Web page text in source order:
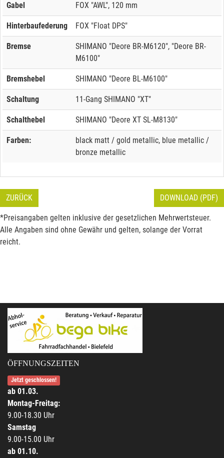
Gabel FOX "AWL", 120 mm
Hinterbaufederung FOX "Float DPS"
Bremse
SHIMANO "Deore BR-M6120", "Deore BR-
M6100"
Bremshebel SHIMANO "Deore BL-M6100"
Schaltung 11-Gang SHIMANO "XT"
Schalthebel SHIMANO "Deore XT SL-M8130"
Farben:
black matt / gold metallic, blue metallic /
bronze metallic
ZURÜCK DOWNLOAD (PDF)
*Preisangaben gelten inklusive der gesetzlichen Mehrwertsteuer.
Alle Angaben sind ohne Gewähr und gelten, solange der Vorrat
reicht.
ÖFFNUNGSZEITEN
Jetzt geschlossen!
ab 01.03.
Montag-Freitag:
9.00-18.30 Uhr
Samstag
9.00-15.00 Uhr
ab 01.10.